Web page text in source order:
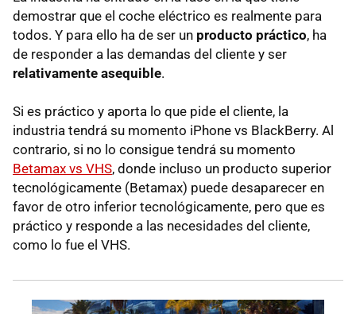
demostrar que el coche eléctrico es realmente para
todos. Y para ello ha de ser un producto práctico, ha
de responder a las demandas del cliente y ser
relativamente asequible.
Si es práctico y aporta lo que pide el cliente, la
industria tendrá su momento iPhone vs BlackBerry. Al
contrario, si no lo consigue tendrá su momento
Betamax vs VHS, donde incluso un producto superior
tecnológicamente (Betamax) puede desaparecer en
favor de otro inferior tecnológicamente, pero que es
práctico y responde a las necesidades del cliente,
como lo fue el VHS.